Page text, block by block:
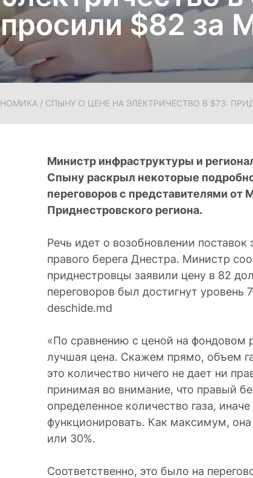
$82 за
/ СПЫНУ О ЦЕНЕ НА ЭЛЕКТРИЧЕСТВО В $73:
Министр инфраструктуры и
Спыну раскрыл некоторые
переговоров с представителями от
Приднестровского региона.
Речь идет о возобновлении
правого берега Днестра. Министр
приднестровцы заявили цену в 82
переговоров был достигнут уровень
deschide.md
«По сравнению с ценой на фондовом
лучшая цена. Скажем прямо, объем
это количество ничего не дает ни
принимая во внимание, что правый
определенное количество газа,
функционировать. Как максимум,
или 30%.
Соответственно, это было на